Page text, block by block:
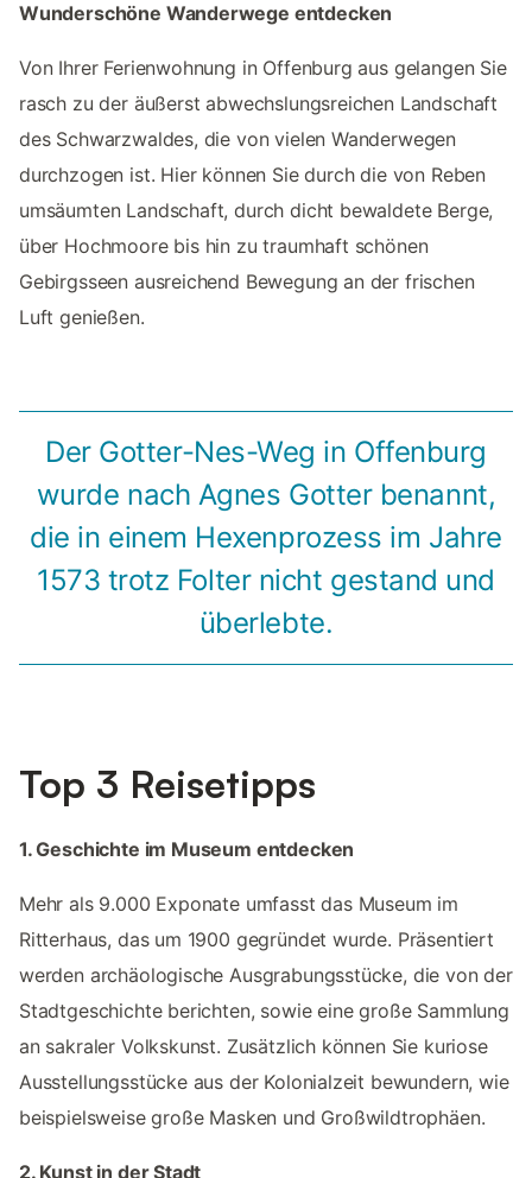
Wunderschöne Wanderwege entdecken
Von Ihrer Ferienwohnung in Offenburg aus gelangen Sie
rasch zu der äußerst abwechslungsreichen Landschaft
des Schwarzwaldes, die von vielen Wanderwegen
durchzogen ist. Hier können Sie durch die von Reben
umsäumten Landschaft, durch dicht bewaldete Berge,
über Hochmoore bis hin zu traumhaft schönen
Gebirgsseen ausreichend Bewegung an der frischen
Luft genießen.
Der Gotter-Nes-Weg in Offenburg
wurde nach Agnes Gotter benannt,
die in einem Hexenprozess im Jahre
1573 trotz Folter nicht gestand und
überlebte.
Top 3 Reisetipps
1. Geschichte im Museum entdecken
Mehr als 9.000 Exponate umfasst das Museum im
Ritterhaus, das um 1900 gegründet wurde. Präsentiert
werden archäologische Ausgrabungsstücke, die von der
Stadtgeschichte berichten, sowie eine große Sammlung
an sakraler Volkskunst. Zusätzlich können Sie kuriose
Ausstellungsstücke aus der Kolonialzeit bewundern, wie
beispielsweise große Masken und Großwildtrophäen.
2. Kunst in der Stadt